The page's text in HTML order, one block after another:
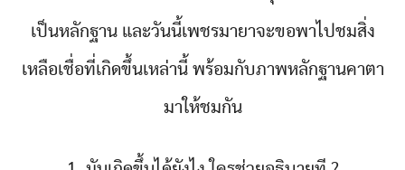
เป็นหลักฐาน และวันนี้เพชรมายาจะขอพาไปชมสิ่ง
เหลือเชื่อที่เกิดขึ้นเหล่านี้ พร้อมกับภาพหลักฐานคาตา
มาให้ชมกัน